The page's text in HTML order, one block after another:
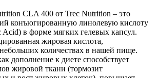
CLA 400 от Trec Nutrition – это
конъюгированную линолевую кислоту
в форме мягких гелевых капсул.
жировая кислота,
количествах в нашей пище.
дополнение к диете способствует
жировой ткани (тормозит